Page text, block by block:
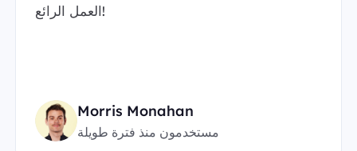
العمل الرائع!
Morris Monahan
مستخدمون منذ فترة طويلة